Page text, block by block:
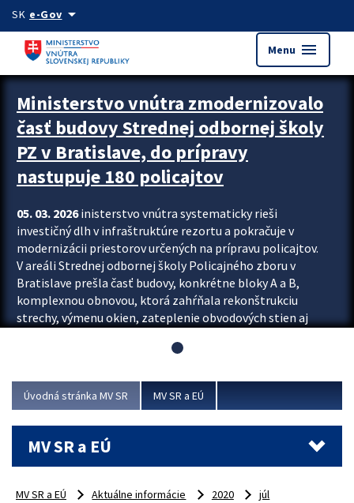
Preskocit na hlavný obsah
SK e-Govarrow_drop_down
Menu menu
Ministerstvo vnútra zmodernizovalo
časť budovy Strednej odbornej školy
PZ v Bratislave, do prípravy
nastupuje 180 policajtov
05. 03. 2026inisterstvo vnútra systematicky rieši
investičný dlh v infraštruktúre rezortu a pokračuje v
modernizácii priestorov určených na prípravu policajtov.
V areáli Strednej odbornej školy Policajného zboru v
Bratislave prešla časť budovy, konkrétne bloky A a B,
komplexnou obnovou, ktorá zahŕňala rekonštrukciu
strechy, výmenu okien, zateplenie obvodových stien aj
aj interiéru, kde vznikli nové učebne a moderné
Viac
Úvodná stránka MV SR MV SR a EÚ
MV SR a EÚ
MV SR a EÚ Aktuálne informácie 2020 júl